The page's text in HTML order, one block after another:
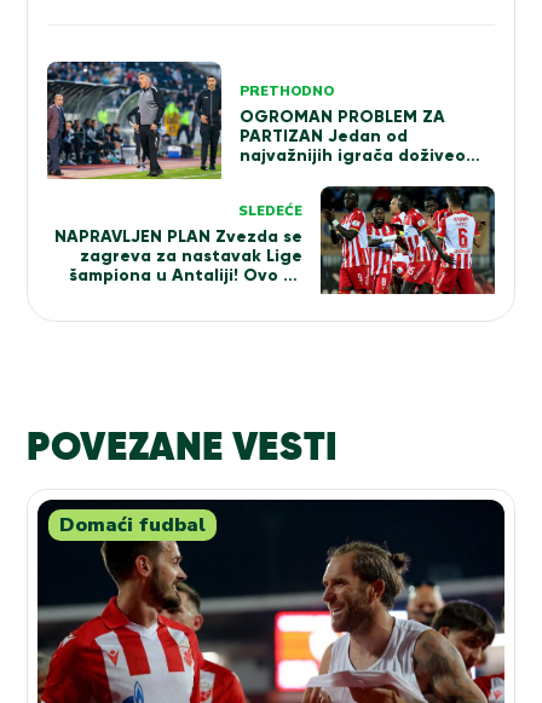
Kretanje
članka
PRETHODNO
OGROMAN PROBLEM ZA
PARTIZAN Jedan od
najvažnijih igrača doživeo
SLEDEĆE
NAPRAVLJEN PLAN Zvezda se
zagreva za nastavak Lige
šampiona u Antaliji! Ovo su
POVEZANE VESTI
Domaći fudbal